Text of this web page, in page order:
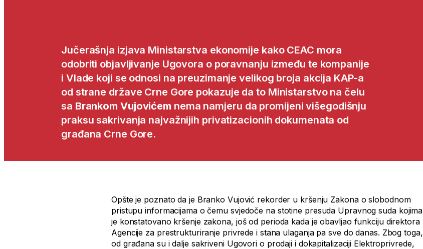
Jučerašnja izjava Ministarstva ekonomije kako CEAC mora
odobriti objavljivanje Ugovora o poravnanju između te kompanije
i Vlade koji se odnosi na preuzimanje velikog broja akcija KAP-a
od strane države Crne Gore pokazuje da to Ministarstvo na čelu
sa Brankom Vujovićem nema namjeru da promijeni višegodišnju
praksu sakrivanja najvažnijih privatizacionih dokumenata od
građana Crne Gore.
Opšte je poznato da je Branko Vujović rekorder u kršenju Zakona o slobodnom
pristupu informacijama o čemu svjedoče na stotine presuda Upravnog suda kojima
je konstatovano kršenje zakona, još od perioda kada je obavljao funkciju direktora
Agencije za prestrukturiranje privrede i stana ulaganja pa sve do danas. Zbog toga,
od građana su i dalje sakriveni Ugovori o prodaji i dokapitalizaciji Elektroprivrede,